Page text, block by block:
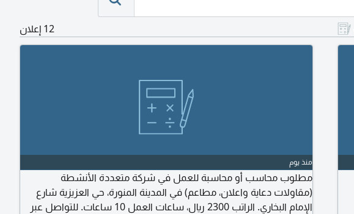
12 إعلان
منذ يوم
مطلوب محاسب أو محاسبة للعمل في شركة متعددة الأنشطة
(مقاولات دعاية واعلان، مطاعم) في المدينة المنورة، حي العزيزية شارع
الإمام البخاري. الراتب 2300 ريال، ساعات العمل 10 ساعات. للتواصل عبر